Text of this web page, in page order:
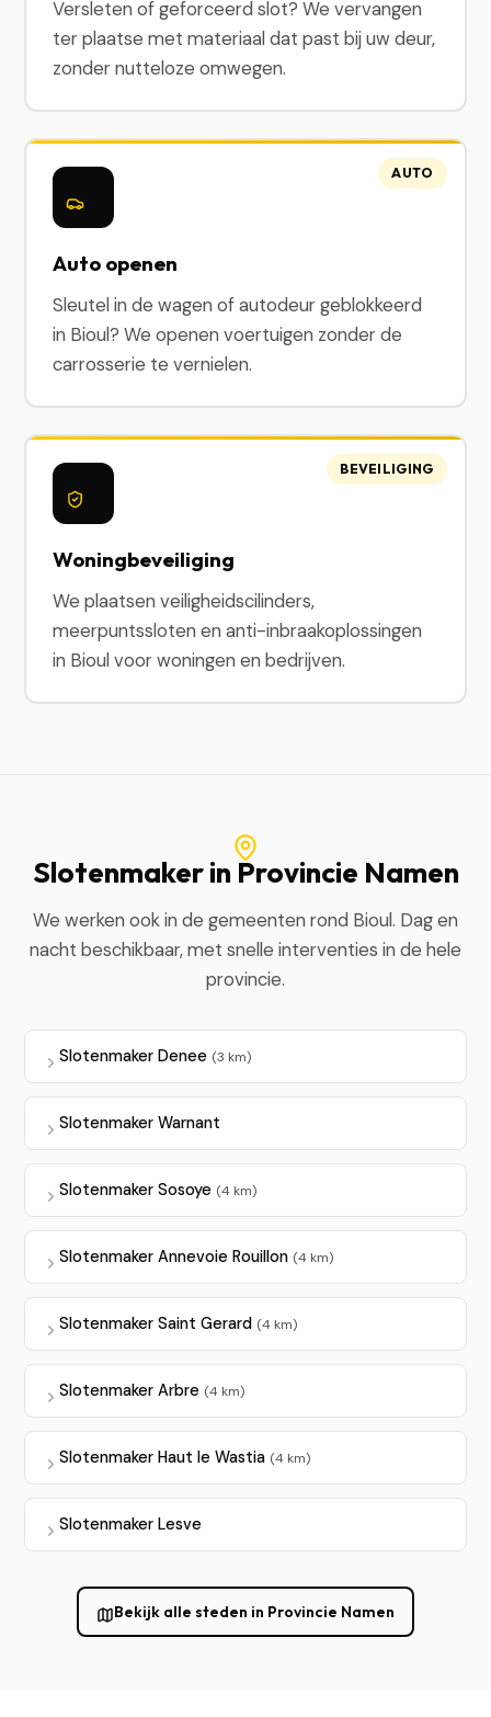
Versleten of geforceerd slot? We vervangen
ter plaatse met materiaal dat past bij uw deur,
zonder nutteloze omwegen.
Auto openen
Sleutel in de wagen of autodeur geblokkeerd
in Bioul? We openen voertuigen zonder de
carrosserie te vernielen.
AUTO
Woningbeveiliging
We plaatsen veiligheidscilinders,
meerpuntssloten en anti-inbraakoplossingen
in Bioul voor woningen en bedrijven.
BEVEILIGING
Slotenmaker in Provincie Namen
We werken ook in de gemeenten rond Bioul. Dag en
nacht beschikbaar, met snelle interventies in de hele
provincie.
Slotenmaker Denee (3 km)
Slotenmaker Warnant
Slotenmaker Sosoye (4 km)
Slotenmaker Annevoie Rouillon (4 km)
Slotenmaker Saint Gerard (4 km)
Slotenmaker Arbre (4 km)
Slotenmaker Haut le Wastia (4 km)
Slotenmaker Lesve
Bekijk alle steden in Provincie Namen